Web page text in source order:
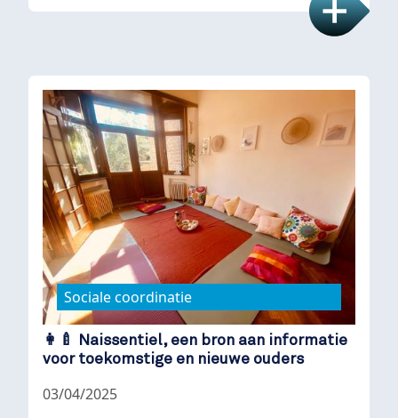
Sociale coordinatie
👩‍🍼 Naissentiel, een bron aan informatie
voor toekomstige en nieuwe ouders
03/04/2025